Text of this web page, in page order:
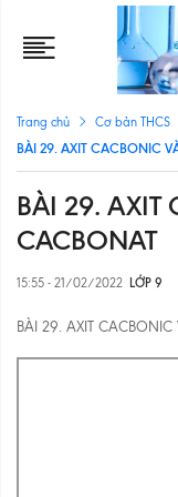
Trang chủ Cơ bản THCS
BÀI 29. AXIT CACBONIC
BÀI 29. AXIT
CACBONAT
15:55 - 21/02/2022 LỚP 9
BÀI 29. AXIT